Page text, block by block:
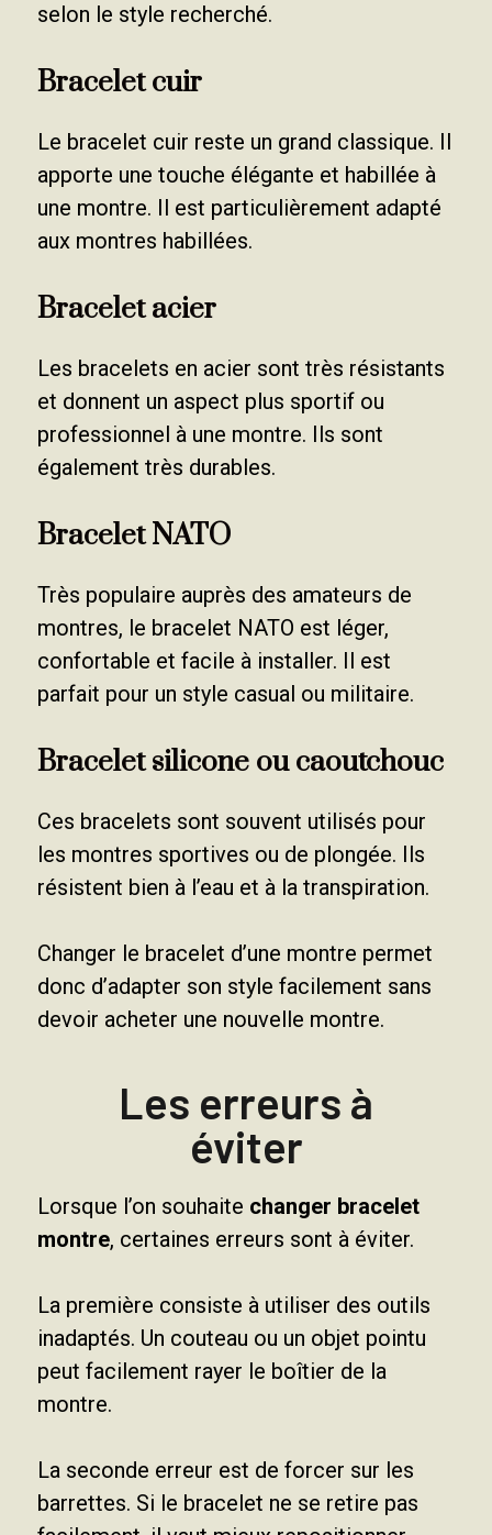
selon le style recherché.
Bracelet cuir
Le bracelet cuir reste un grand classique. Il
apporte une touche élégante et habillée à
une montre. Il est particulièrement adapté
aux montres habillées.
Bracelet acier
Les bracelets en acier sont très résistants
et donnent un aspect plus sportif ou
professionnel à une montre. Ils sont
également très durables.
Bracelet NATO
Très populaire auprès des amateurs de
montres, le bracelet NATO est léger,
confortable et facile à installer. Il est
parfait pour un style casual ou militaire.
Bracelet silicone ou caoutchouc
Ces bracelets sont souvent utilisés pour
les montres sportives ou de plongée. Ils
résistent bien à l’eau et à la transpiration.
Changer le bracelet d’une montre permet
donc d’adapter son style facilement sans
devoir acheter une nouvelle montre.
Les erreurs à
éviter
Lorsque l’on souhaite changer bracelet
montre, certaines erreurs sont à éviter.
La première consiste à utiliser des outils
inadaptés. Un couteau ou un objet pointu
peut facilement rayer le boîtier de la
montre.
La seconde erreur est de forcer sur les
barrettes. Si le bracelet ne se retire pas